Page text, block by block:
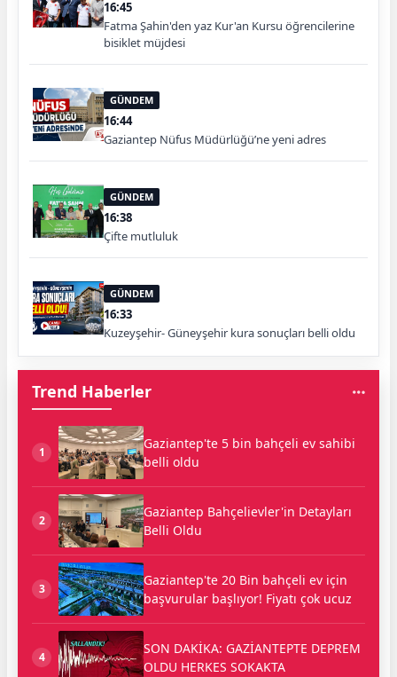
16:45
Fatma Şahin'den yaz Kur'an Kursu öğrencilerine
bisiklet müjdesi
GÜNDEM
16:44
Gaziantep Nüfus Müdürlüğü’ne yeni adres
GÜNDEM
16:38
Çifte mutluluk
GÜNDEM
16:33
Kuzeyşehir- Güneyşehir kura sonuçları belli oldu
Trend Haberler
1
Gaziantep'te 5 bin bahçeli ev sahibi
belli oldu
2
Gaziantep Bahçelievler'in Detayları
Belli Oldu
3
Gaziantep'te 20 Bin bahçeli ev için
başvurular başlıyor! Fiyatı çok ucuz
4
SON DAKİKA: GAZİANTEPTE DEPREM
OLDU HERKES SOKAKTA